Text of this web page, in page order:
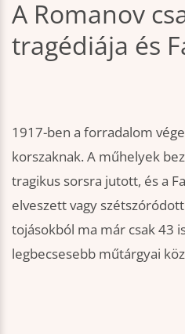
A Romanov
tragédiája és
1917-ben a forradalom
korszaknak. A műhelyek
tragikus sorsra jutott, és a
elveszett vagy
tojásokból ma már csak 43
legbecsesebb műtárgyai